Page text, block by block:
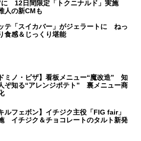
に 12日間限定「トクニナルド」実施
人の新CMも
テ「スイカバー」がジェラートに ねっ
食感＆じっくり堪能
ドミノ・ピザ】看板メニュー“魔改造” 知
ぞ知る“アレンジポテト” 裏メニュー商
キルフェボン】イチジク主役「FIG fair」
イチジク＆チョコレートのタルト新発